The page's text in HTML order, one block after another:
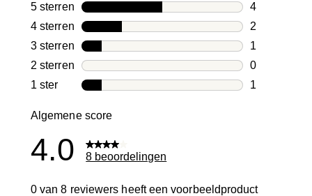
5 sterren sterren
4
4
4 sterren sterren
2
2
3 sterren sterren
1
1
2 sterren sterren
0
0
1 ster sterren
1
Algemene score
4.0 8 beoordelingen
0 van 8 reviewers heeft een voorbeeldproduct